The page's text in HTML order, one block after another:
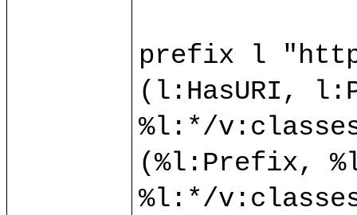
prefix l
(l:HasURI,
%l:*/
(%l:Prefix,
%l:*/